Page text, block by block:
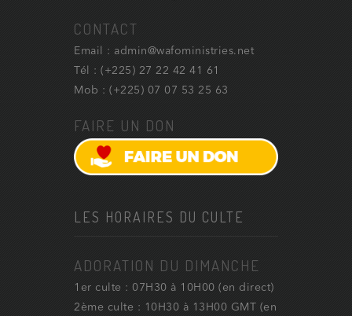
CONTACT
Email : admin@wafoministries.net
Tél : (+225) 27 22 42 41 61
Mob : (+225) 07 07 53 25 63
FAIRE UN DON
LES HORAIRES DU CULTE
ADORATION DU DIMANCHE
1er culte : 07H30 à 10H00 (en direct)
2ème culte : 10H30 à 13H00 GMT (en